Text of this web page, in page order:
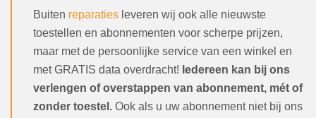
Buiten reparaties leveren wij ook alle nieuwste
toestellen en abonnementen voor scherpe prijzen,
maar met de persoonlijke service van een winkel en
met GRATIS data overdracht! Iedereen kan bij ons
verlengen of overstappen van abonnement, mét of
zonder toestel. Ook als u uw abonnement niet bij ons